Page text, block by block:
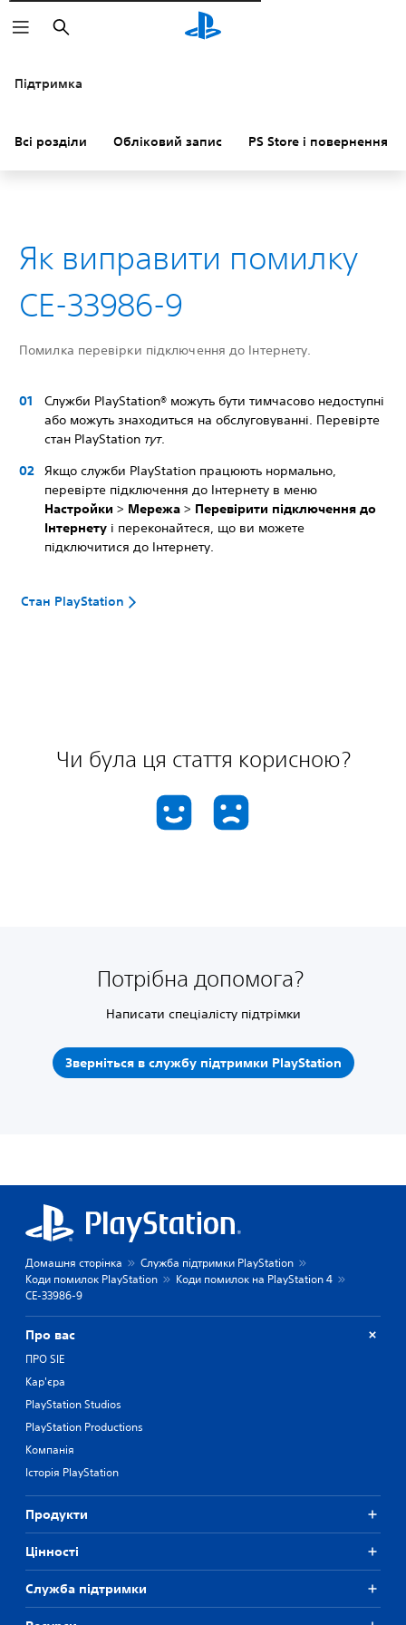
Пошук
Підтримка
Всі розділи Обліковий запис PS Store і повернення
Як виправити помилку
CE-33986-9
Помилка перевірки підключення до Інтернету.
Служби PlayStation® можуть бути тимчасово недоступні
або можуть знаходиться на обслуговуванні. Перевірте
стан PlayStation тут.
Якщо служби PlayStation працюють нормально,
перевірте підключення до Інтернету в меню
Настройки > Мережа > Перевірити підключення до
Інтернету і переконайтеся, що ви можете
підключитися до Інтернету.
Стан PlayStation
Чи була ця стаття корисною?
Потрібна допомога?
Написати спеціалісту підтрімки
Зверніться в службу підтримки PlayStation
Домашня сторінка
Служба підтримки PlayStation
Коди помилок PlayStation
Коди помилок на PlayStation 4
CE-33986-9
Про вас
ПРО SIE
Кар'єра
PlayStation Studios
PlayStation Productions
Компанія
Історія PlayStation
Продукти
Цiнностi
Служба підтримки